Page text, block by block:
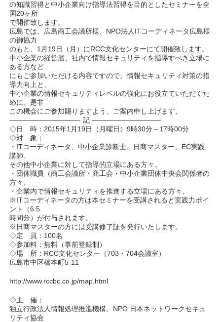
の知識習得と中小企業向け指導法習得を目的としたセミナーを全
国20ヶ所
で開催致します。
広島では、広島商工会議所様、NPO法人ITコーディネータ広島様
の御協力
のもと、1月19日（月）にRCC文化センターにて開催致します。
中小企業の経営層、社内で情報セキュリティを指導すべき立場に
ある方など
にもご参加いただける内容ですので、情報セキュリティ対策の指
導力向上と、
中小企業の情報セキュリティレベルの強化にお役立ていただくた
めに、是非
この機会にご参加賜りますよう、ご案内申し上げます。
——————————- 記 ——————————
◇日 時：2015年1月19日（月曜日）9時30分～17時00分
◇対 象：
・ITコーディネータ、中小企業診断士、日商マスター、EC実践
講師、
その他中小企業に対して指導的立場にある方々。
・団体職員（商工会議所・商工会・中小企業団体中央会関係者の
方々。
・企業内で情報セキュリティを推進する立場にある方々。
※ITコーディネータの方は本セミナーを受講されると実践力ポイ
ント（6.5
時間分）が付与されます。
※日商マスターの方には受講修了証を発行いたします。
◇定 員：100名
◇参加料：無料（事前登録制）
◇場 所：RCC文化センター（703・704会議室）
広島市中区橋本町5-11
http://www.rccbc.co.jp/map.html
◇主 催：
独立行政法人情報処理推進機構、NPO 日本ネットワークセキュ
リティ協会